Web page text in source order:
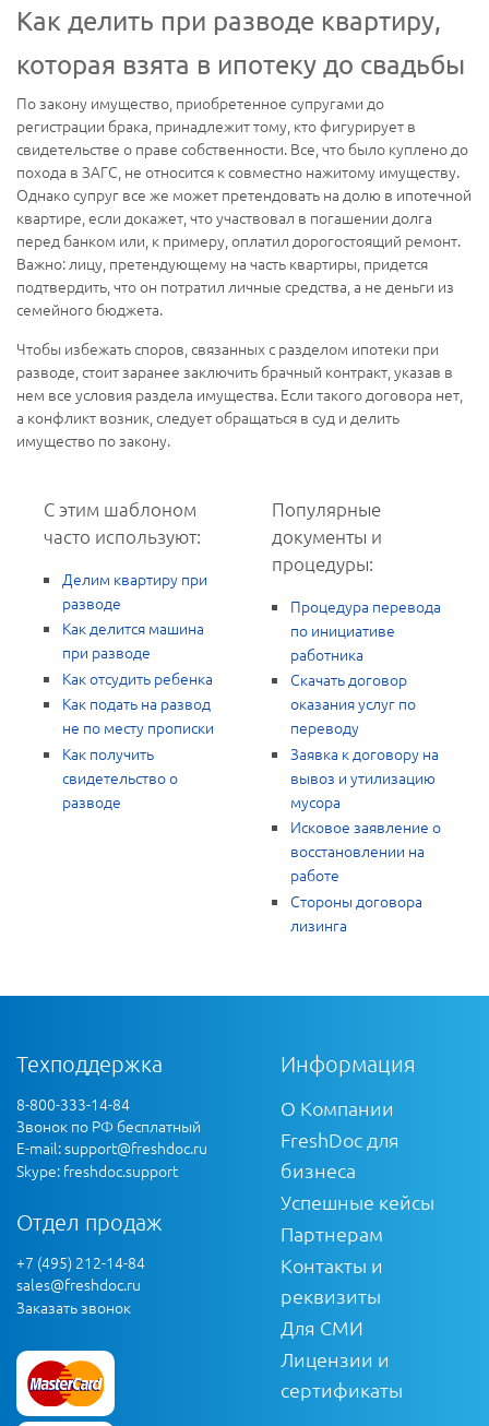
Как делить при разводе квартиру,
которая взята в ипотеку до свадьбы
По закону имущество, приобретенное супругами до
регистрации брака, принадлежит тому, кто фигурирует в
свидетельстве о праве собственности. Все, что было куплено до
похода в ЗАГС, не относится к совместно нажитому имуществу.
Однако супруг все же может претендовать на долю в ипотечной
квартире, если докажет, что участвовал в погашении долга
перед банком или, к примеру, оплатил дорогостоящий ремонт.
Важно: лицу, претендующему на часть квартиры, придется
подтвердить, что он потратил личные средства, а не деньги из
семейного бюджета.
Чтобы избежать споров, связанных с разделом ипотеки при
разводе, стоит заранее заключить брачный контракт, указав в
нем все условия раздела имущества. Если такого договора нет,
а конфликт возник, следует обращаться в суд и делить
имущество по закону.
С этим шаблоном
часто используют:
Делим квартиру при
разводе
Как делится машина
при разводе
Как отсудить ребенка
Как подать на развод
не по месту прописки
Как получить
свидетельство о
разводе
Популярные
документы и
процедуры:
Процедура перевода
по инициативе
работника
Скачать договор
оказания услуг по
переводу
Заявка к договору на
вывоз и утилизацию
мусора
Исковое заявление о
восстановлении на
работе
Стороны договора
лизинга
Техподдержка
8-800-333-14-84
Звонок по РФ бесплатный
E-mail:support@freshdoc.ru
Skype: freshdoc.support
Отдел продаж
+7 (495) 212-14-84
sales@freshdoc.ru
Заказать звонок
Информация
О Компании
FreshDoc для
бизнеса
Успешные кейсы
Партнерам
Контакты и
реквизиты
Для СМИ
Лицензии и
сертификаты